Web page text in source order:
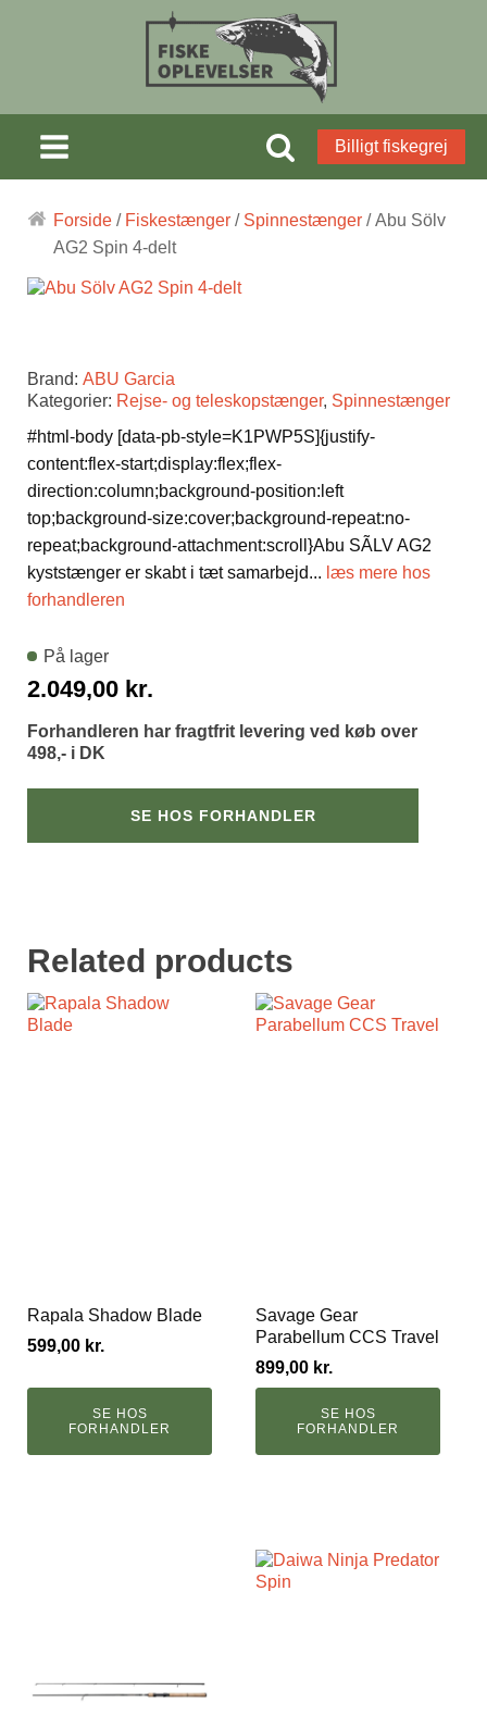
Billigt fiskegrej
Forside / Fiskestænger / Spinnestænger / Abu Sölv
AG2 Spin 4-delt
Brand: ABU Garcia
Kategorier: Rejse- og teleskopstænger, Spinnestænger
#html-body [data-pb-style=K1PWP5S]{justify-
content:flex-start;display:flex;flex-
direction:column;background-position:left
top;background-size:cover;background-repeat:no-
repeat;background-attachment:scroll}Abu SÃLV AG2
kyststænger er skabt i tæt samarbejd... læs mere hos
forhandleren
2.049,00 kr.
På lager
Forhandleren har fragtfrit levering ved køb over
498,- i DK
SE HOS FORHANDLER
Related products
Rapala Shadow Blade
599,00 kr.
SE HOS
FORHANDLER
Savage Gear
Parabellum CCS Travel
899,00 kr.
SE HOS
FORHANDLER